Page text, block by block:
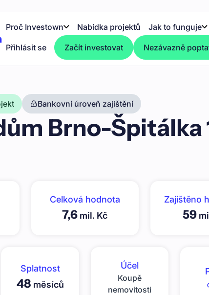
Proč Investown Nabídka projektů Jak to funguje
Přihlásit se Začít investovat Nezávazně
Bankovní úroveň zajištění
Brno-Špitálka
Celková hodnota
7,6 mil. Kč
Zajištěno
59
Splatnost
48 měsíců
Účel
Koupě
nemovitosti